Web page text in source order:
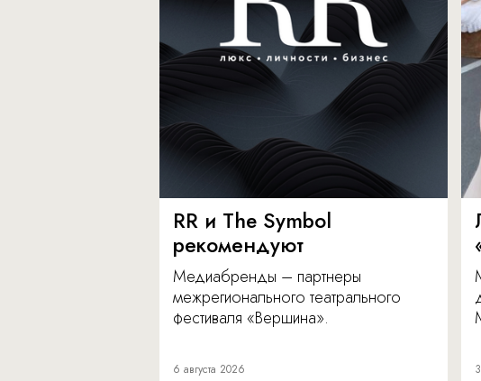
RR и The Symbol
рекомендуют
Медиабренды – партнеры
межрегионального театрального
фестиваля «Вершина».
6 августа 2026